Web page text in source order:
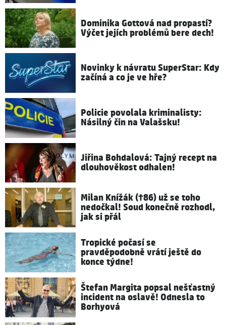
Dominika Gottová nad propastí?
Výčet jejích problémů bere dech!
Novinky k návratu SuperStar: Kdy
začíná a co je ve hře?
Policie povolala kriminalisty:
Násilný čin na Valašsku!
Jiřina Bohdalová: Tajný recept na
dlouhověkost odhalen!
Milan Knížák (†86) už se toho
nedočkal! Soud konečně rozhodl,
jak si přál
Tropické počasí se
pravděpodobně vrátí ještě do
konce týdne!
Štefan Margita popsal nešťastný
incident na oslavě! Odnesla to
Borhyová